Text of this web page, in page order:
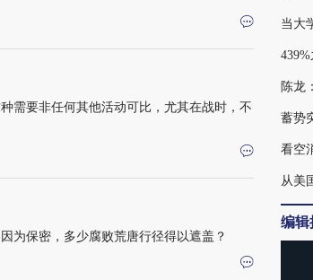
需要非任何其他活动可比，尤其在战时，不
为保密，多少腐败荒唐行径得以遮盖？
当大
陈龙
蓄势
看空
从美
编辑